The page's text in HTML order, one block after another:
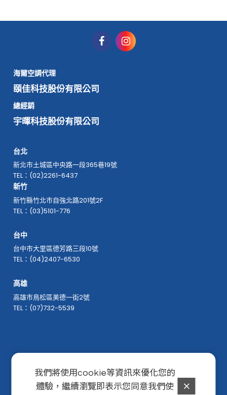
海爾空調代理
頤佳科技股份有限公司
總經銷
宇暉科技股份有限公司
台北
新北市土城區中央路一段365巷19號
TEL：(02)2261-6437
新竹
新竹縣竹北市自強北路201號2F
TEL：(03)5101-776
台中
台中市大里區德芳路三段10號
TEL：(04)2407-6530
高雄
高雄市鳥松區美德一街2號
TEL：(07)732-5539
我們將使用cookie等資訊來優化您的
體驗，繼續瀏覽即表示您同意我們使